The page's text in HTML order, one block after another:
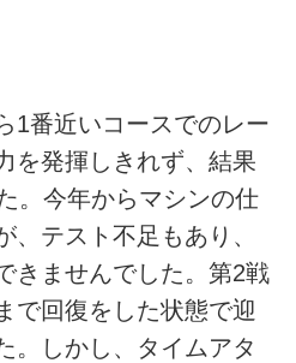
1番近いコースでのレー
を発揮しきれず、結果
。今年からマシンの仕
、テスト不足もあり、
きませんでした。第2戦
で回復をした状態で迎
。しかし、タイムアタ